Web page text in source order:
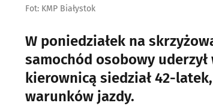
Fot: KMP Białystok
W poniedziałek na
samochód osobowy
kierownicą siedział 42-
warunków jazdy.